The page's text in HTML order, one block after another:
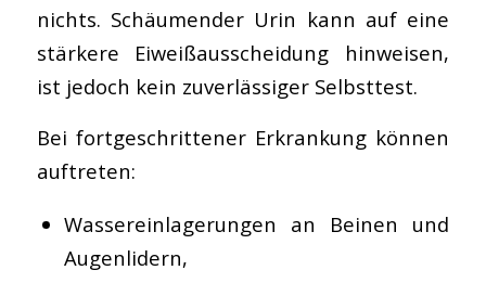
nichts. Schäumender Urin kann auf eine
stärkere Eiweißausscheidung hinweisen,
ist jedoch kein zuverlässiger Selbsttest.
Bei fortgeschrittener Erkrankung können
auftreten:
Wassereinlagerungen an Beinen und
Augenlidern,